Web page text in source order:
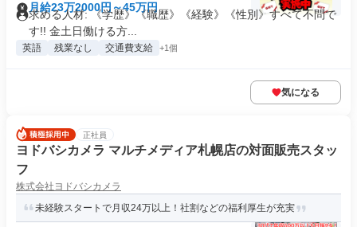
月給23万2000円～45万円
求める人材: ​《学歴》《職歴》《経験》《性別》すべて不問で
す!! 金土日働ける方...
英語 残業なし 交通費支給 +1個
気になる
正社員
ヨドバシカメラ マルチメディア札幌店の対面販売スタッ
フ
株式会社ヨドバシカメラ
未経験スタートで月収24万以上！社割などの福利厚生が充実